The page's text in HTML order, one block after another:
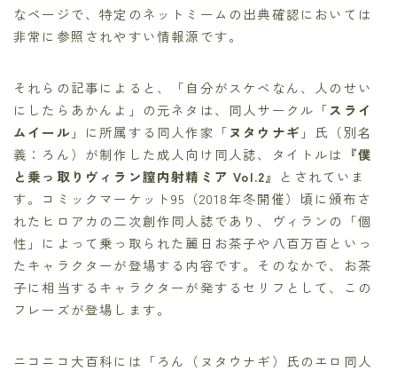
なページで、特定のネットミームの出典確認においては
非常に参照されやすい情報源です。
それらの記事によると、「自分がスケベなん、人のせい
にしたらあかんよ」の元ネタは、同人サークル「スライ
ムイール 」に所属する同人作家「ヌタウナギ 」氏（別名
義：ろん）が制作した成人向け同人誌、タイトルは
『僕
と乗っ取りヴィラン膣内射精ミア Vol.2』
とされていま
す。コミックマーケット95（2018年冬開催）頃に頒布さ
れたヒロアカの二次創作同人誌であり、ヴィランの「個
性」によって乗っ取られた麗日お茶子や八百万百といっ
たキャラクターが登場する内容です。そのなかで、お茶
子に相当するキャラクターが発するセリフとして、この
フレーズが登場します。
ニコニコ大百科には「ろん（ヌタウナギ）氏のエロ同人